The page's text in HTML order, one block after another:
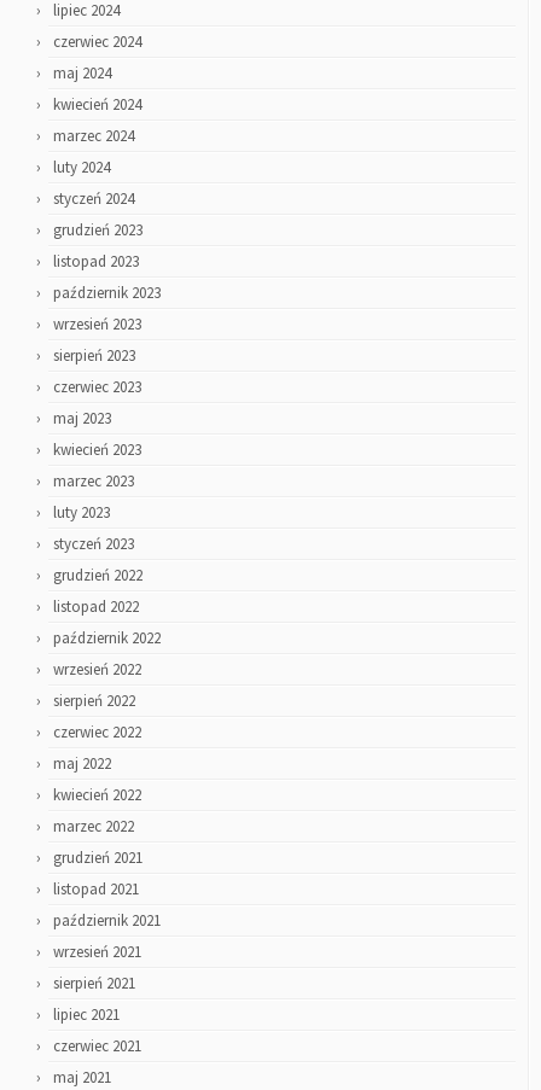
lipiec 2024
czerwiec 2024
maj 2024
kwiecień 2024
marzec 2024
luty 2024
styczeń 2024
grudzień 2023
listopad 2023
październik 2023
wrzesień 2023
sierpień 2023
czerwiec 2023
maj 2023
kwiecień 2023
marzec 2023
luty 2023
styczeń 2023
grudzień 2022
listopad 2022
październik 2022
wrzesień 2022
sierpień 2022
czerwiec 2022
maj 2022
kwiecień 2022
marzec 2022
grudzień 2021
listopad 2021
październik 2021
wrzesień 2021
sierpień 2021
lipiec 2021
czerwiec 2021
maj 2021